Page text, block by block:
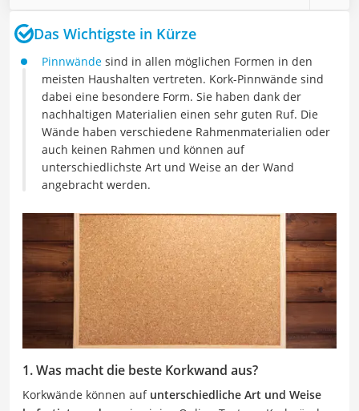
Das Wichtigste in Kürze
Pinnwände sind in allen möglichen Formen in den
meisten Haushalten vertreten. Kork-Pinnwände sind
dabei eine besondere Form. Sie haben dank der
nachhaltigen Materialien einen sehr guten Ruf. Die
Wände haben verschiedene Rahmenmaterialien oder
auch keinen Rahmen und können auf
unterschiedlichste Art und Weise an der Wand
angebracht werden.
1. Was macht die beste Korkwand aus?
Korkwände können auf unterschiedliche Art und Weise